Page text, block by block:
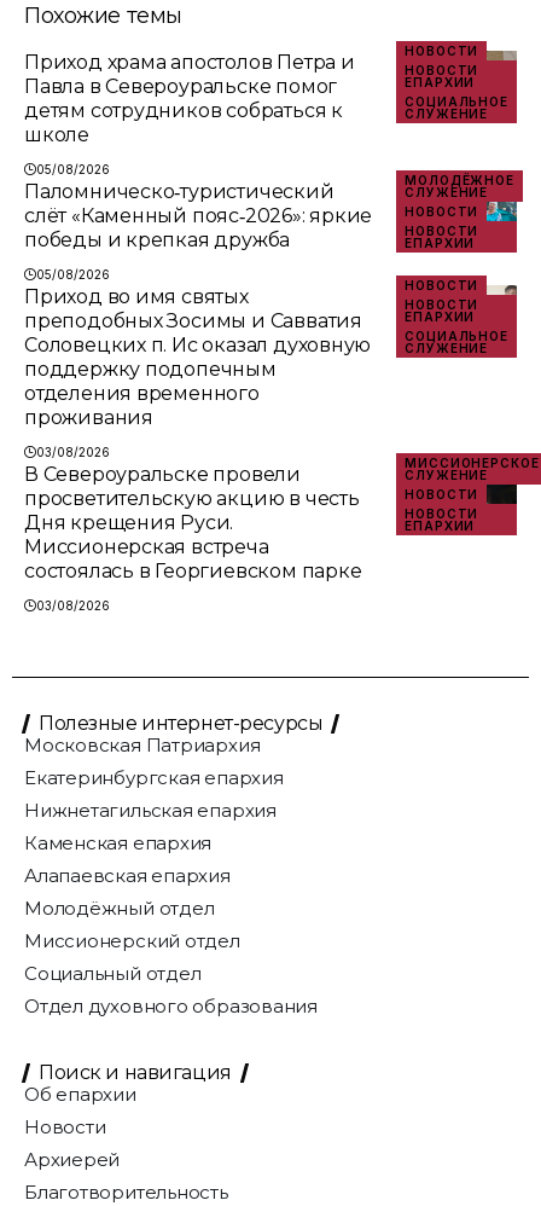
Похожие темы
НОВОСТИ
НОВОСТИ
ЕПАРХИИ
СОЦИАЛЬНОЕ
СЛУЖЕНИЕ
Приход храма апостолов Петра и
Павла в Североуральске помог
детям сотрудников собраться к
школе
05/08/2026
МОЛОДЁЖНОЕ
СЛУЖЕНИЕ
НОВОСТИ
НОВОСТИ
ЕПАРХИИ
Паломническо‑туристический
слёт «Каменный пояс‑2026»: яркие
победы и крепкая дружба
05/08/2026
НОВОСТИ
НОВОСТИ
ЕПАРХИИ
СОЦИАЛЬНОЕ
СЛУЖЕНИЕ
Приход во имя святых
преподобных Зосимы и Савватия
Соловецких п. Ис оказал духовную
поддержку подопечным
отделения временного
проживания
03/08/2026
МИССИОНЕРСКОЕ
СЛУЖЕНИЕ
НОВОСТИ
НОВОСТИ
ЕПАРХИИ
В Североуральске провели
просветительскую акцию в честь
Дня крещения Руси.
Миссионерская встреча
состоялась в Георгиевском парке
03/08/2026
Полезные интернет-ресурсы
Московская Патриархия
Екатеринбургская епархия
Нижнетагильская епархия
Каменская епархия
Алапаевская епархия
Молодёжный отдел
Миссионерский отдел
Социальный отдел
Отдел духовного образования
Поиск и навигация
Об епархии
Новости
Архиерей
Благотворительность